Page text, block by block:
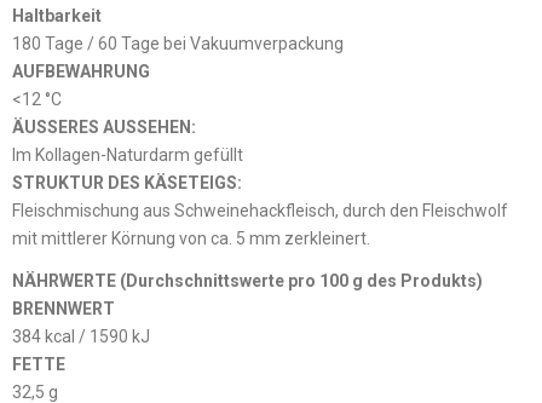
Haltbarkeit
180 Tage / 60 Tage bei Vakuumverpackung
AUFBEWAHRUNG
<12 °C
ÄUSSERES AUSSEHEN:
Im Kollagen-Naturdarm gefüllt
STRUKTUR DES KÄSETEIGS:
Fleischmischung aus Schweinehackfleisch, durch den Fleischwolf
mit mittlerer Körnung von ca. 5 mm zerkleinert.
NÄHRWERTE (Durchschnittswerte pro 100 g des Produkts)
BRENNWERT
384 kcal / 1590 kJ
FETTE
32,5 g